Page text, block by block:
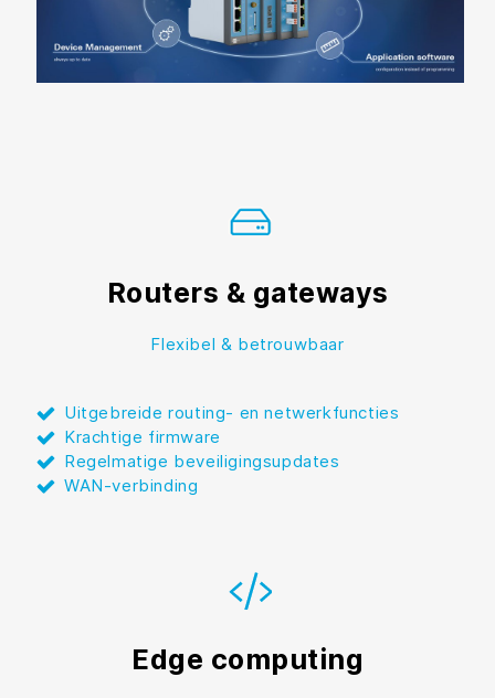
Routers & gateways
Flexibel & betrouwbaar
Uitgebreide routing- en netwerkfuncties
Krachtige firmware
Regelmatige beveiligingsupdates
WAN-verbinding
Edge computing